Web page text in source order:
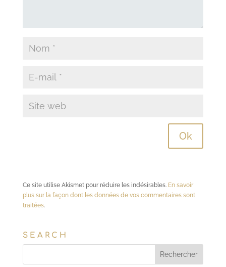
Ce site utilise Akismet pour réduire les indésirables. En savoir
plus sur la façon dont les données de vos commentaires sont
traitées.
SEARCH